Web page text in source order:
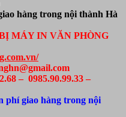
hàng trong nội thành Hà
MÁY IN VĂN PHÒNG
– 0985.90.99.33 –
phí giao hàng trong nội